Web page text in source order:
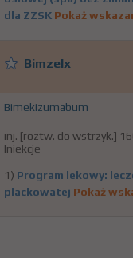
dla ZZSK Pokaż
Bimzelx
Bimekizumabum
inj. [roztw. do wstrzyk.]
Iniekcje
1) Program lekowy:
plackowatej Pokaż